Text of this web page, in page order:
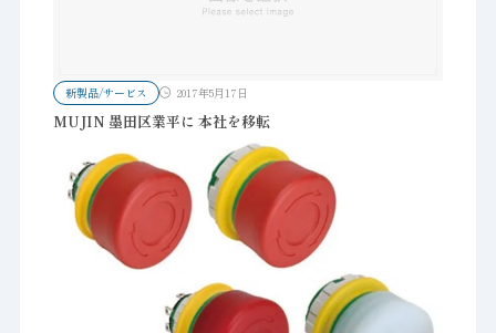
新製品/サービス 2017年5月17日
MUJIN 墨田区業平に 本社を移転